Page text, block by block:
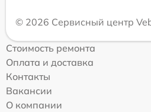
© 2026 Сервисный центр
Стоимость ремонта
Оплата и доставка
Контакты
Вакансии
О компании